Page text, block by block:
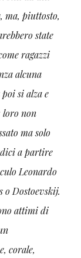
ma, piuttosto,
state
ragazzi
alcuna
si alza e
loro non
ma solo
a partire
Leonardo
o Dostoevskij.
attimi di
corale,